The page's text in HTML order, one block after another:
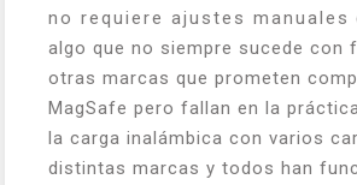
no requiere ajustes manuales
algo que no siempre sucede con
otras marcas que prometen
MagSafe pero fallan en la
la carga inalámbica con varios
distintas marcas y todos han